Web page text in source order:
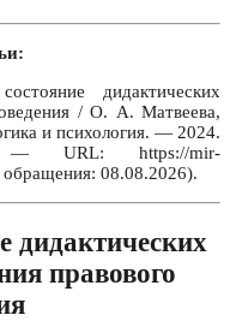
дидактических
/ О. А. Матвеева,
и психология. — 2024.
https://mir-
08.08.2026).
дидактических
правового